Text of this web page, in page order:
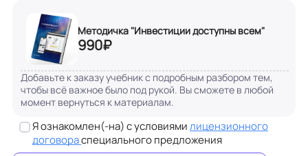
Методичка "Инвестиции доступны всем"
990₽
Добавьте к заказу учебник с подробным разбором тем,
чтобы всё важное было под рукой. Вы сможете в любой
момент вернуться к материалам.
Я ознакомлен(-на) с условиямилицензионного
договораспециального предложения